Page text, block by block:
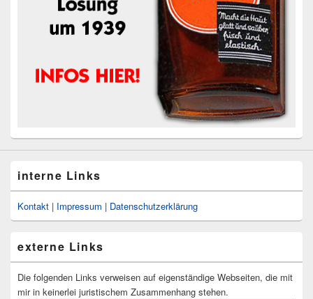
interne Links
Kontakt | Impressum | Datenschutzerklärung
externe Links
Die folgenden Links verweisen auf eigenständige Webseiten, die mit
mir in keinerlei juristischem Zusammenhang stehen.